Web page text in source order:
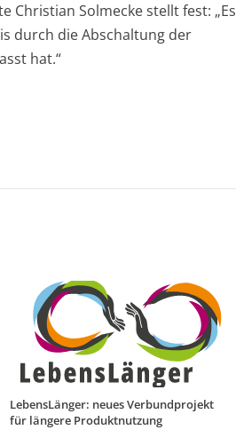
Christian Solmecke stellt fest: „Es
durch die Abschaltung der
hat.“
LebensLänger: neues Verbundprojekt
für längere Produktnutzung